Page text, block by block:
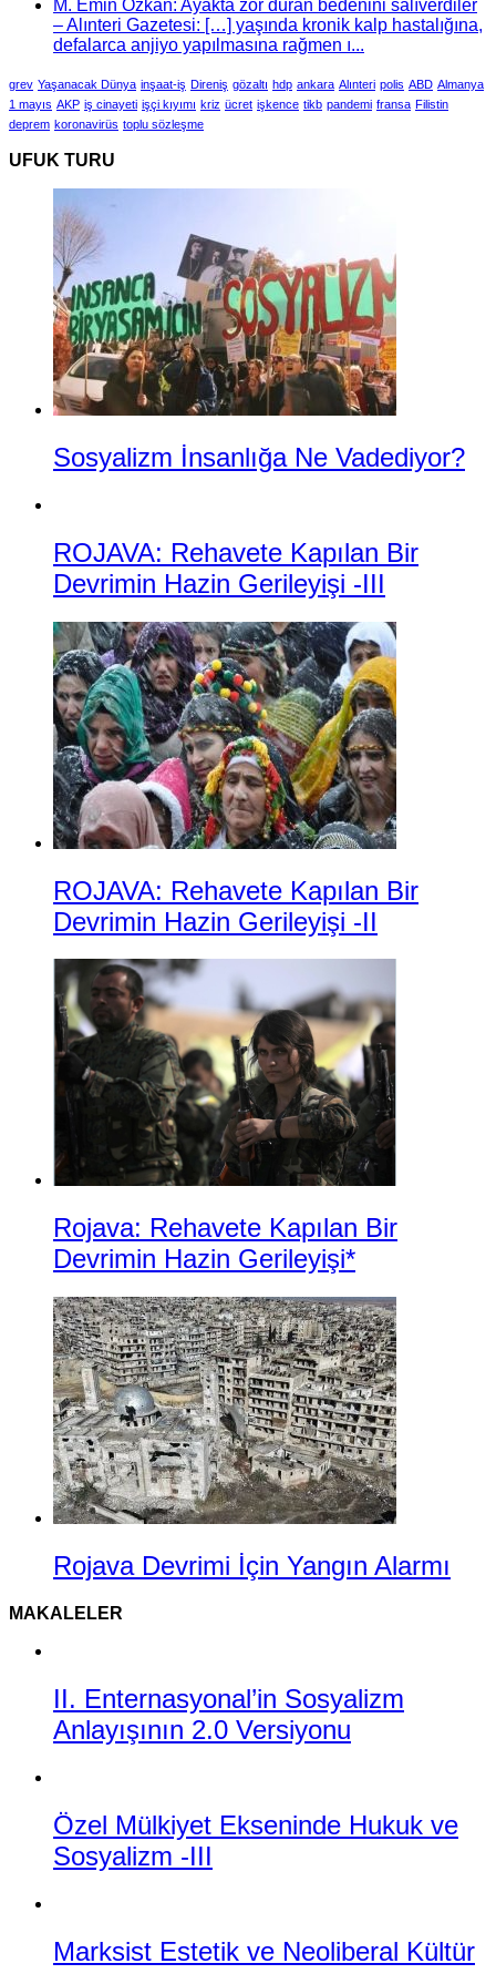
M. Emin Özkan: Ayakta zor duran bedenini salıverdiler
– Alınteri Gazetesi: […] yaşında kronik kalp hastalığına,
defalarca anjiyo yapılmasına rağmen ı...
grev Yaşanacak Dünya inşaat-iş Direniş gözaltı hdp ankara Alınteri polis ABD Almanya
1 mayıs AKP iş cinayeti işçi kıyımı kriz ücret işkence tikb pandemi fransa Filistin
deprem koronavirüs toplu sözleşme
UFUK TURU
Sosyalizm İnsanlığa Ne Vadediyor?
ROJAVA: Rehavete Kapılan Bir
Devrimin Hazin Gerileyişi -III
ROJAVA: Rehavete Kapılan Bir
Devrimin Hazin Gerileyişi -II
Rojava: Rehavete Kapılan Bir
Devrimin Hazin Gerileyişi*
Rojava Devrimi İçin Yangın Alarmı
MAKALELER
II. Enternasyonal’in Sosyalizm
Anlayışının 2.0 Versiyonu
Özel Mülkiyet Ekseninde Hukuk ve
Sosyalizm -III
Marksist Estetik ve Neoliberal Kültür